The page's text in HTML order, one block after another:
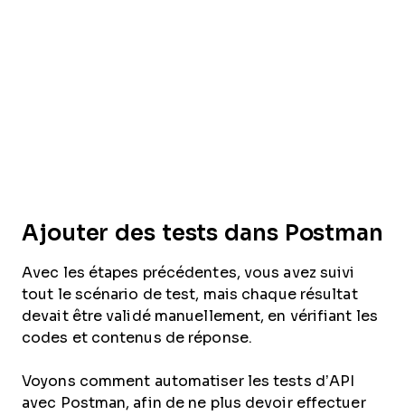
Ajouter des tests dans Postman
Avec les étapes précédentes, vous avez suivi
tout le scénario de test, mais chaque résultat
devait être validé manuellement, en vérifiant les
codes et contenus de réponse.
Voyons comment automatiser les tests d’API
avec Postman, afin de ne plus devoir effectuer